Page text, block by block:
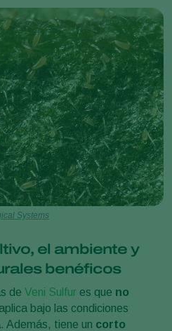
Systems
el ambiente y
benéficos
de Veni Sulfur es que no
bajo las condiciones
Además, tiene un corto